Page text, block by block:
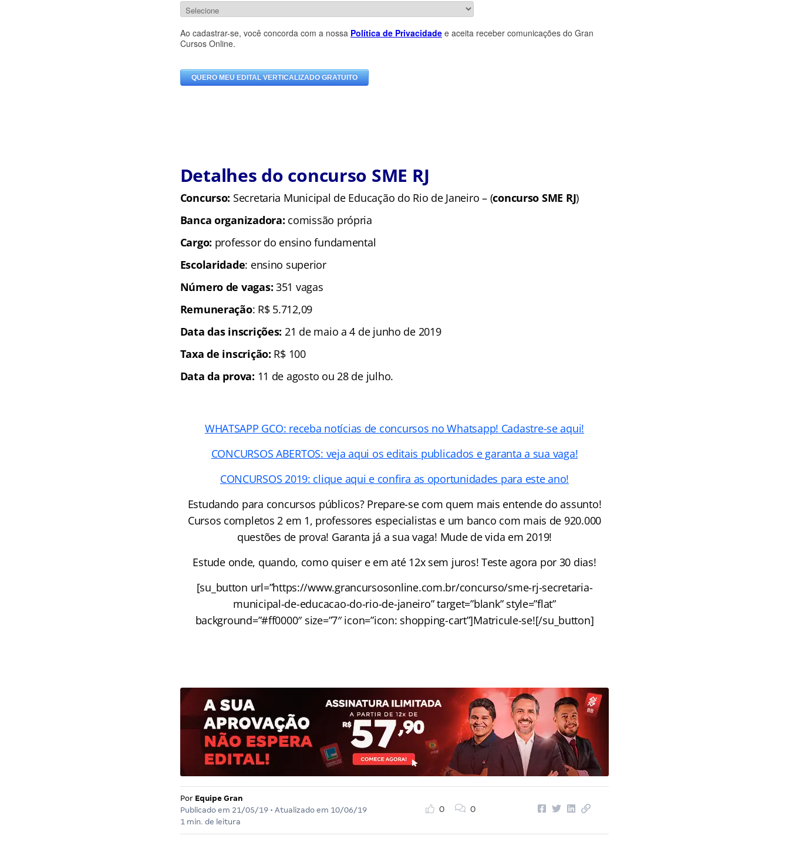
Detalhes do concurso SME RJ
Concurso: Secretaria Municipal de Educação do Rio de Janeiro – (concurso SME RJ)
Banca organizadora: comissão própria
Cargo: professor do ensino fundamental
Escolaridade: ensino superior
Número de vagas:351 vagas
Remuneração: R$ 5.712,09
Data das inscrições: 21 de maio a 4 de junho de 2019
Taxa de inscrição: R$ 100
Data da prova: 11 de agosto ou 28 de julho.
WHATSAPP GCO: receba notícias de concursos no Whatsapp! Cadastre-se aqui!
CONCURSOS ABERTOS: veja aqui os editais publicados e garanta a sua vaga!
CONCURSOS 2019: clique aqui e confira as oportunidades para este ano!
Estudando para concursos públicos? Prepare-se com quem mais entende do assunto!
Cursos completos 2 em 1, professores especialistas e um banco com mais de 920.000
questões de prova! Garanta já a sua vaga! Mude de vida em 2019!
Estude onde, quando, como quiser e em até 12x sem juros! Teste agora por 30 dias!
[su_button url=”https://www.grancursosonline.com.br/concurso/sme-rj-secretaria-
municipal-de-educacao-do-rio-de-janeiro” target=”blank” style=”flat”
background=”#ff0000″ size=”7″ icon=”icon: shopping-cart”]Matricule-se![/su_button]
Por Equipe Gran
Publicado em 21/05/19• Atualizado em 10/06/19
1 min. de leitura
0 0